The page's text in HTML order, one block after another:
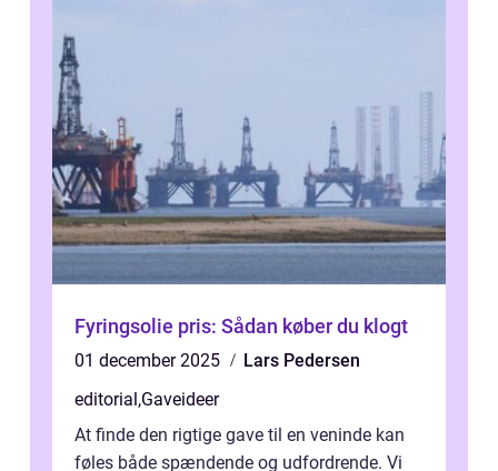
Fyringsolie pris: Sådan køber du klogt
01 december 2025
Lars Pedersen
editorial,Gaveideer
At finde den rigtige gave til en veninde kan
føles både spændende og udfordrende. Vi